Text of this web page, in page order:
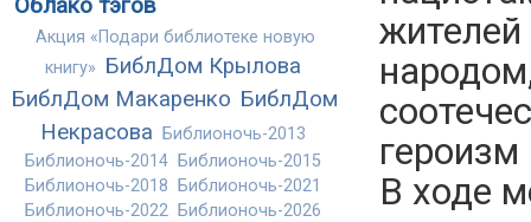
Облако тэгов
Акция «Подари библиотеке новую
книгу» БиблДом Крылова
БиблДом Макаренко БиблДом
Некрасова
Библионочь-2013
Библионочь-2014
Библионочь-2015
Библионочь-2018
Библионочь-2021
Библионочь-2022
Библионочь-2026
героизм
В ходе